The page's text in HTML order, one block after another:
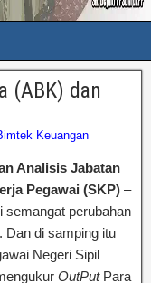
(ABK) dan
Keuangan
Analisis Jabatan
Pegawai (SKP) –
semangat perubahan
Dan di samping itu
Negeri Sipil
OutPutPara